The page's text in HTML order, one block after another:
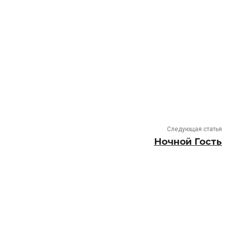
Следующая статья
Ночной Гость